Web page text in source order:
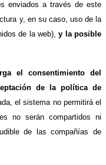
enviados a través de este
y, en su caso, uso de la
de la web),y la posible
el consentimiento del
de la política de
el sistema no permitirá el
no serán compartidos ni
de las compañías de